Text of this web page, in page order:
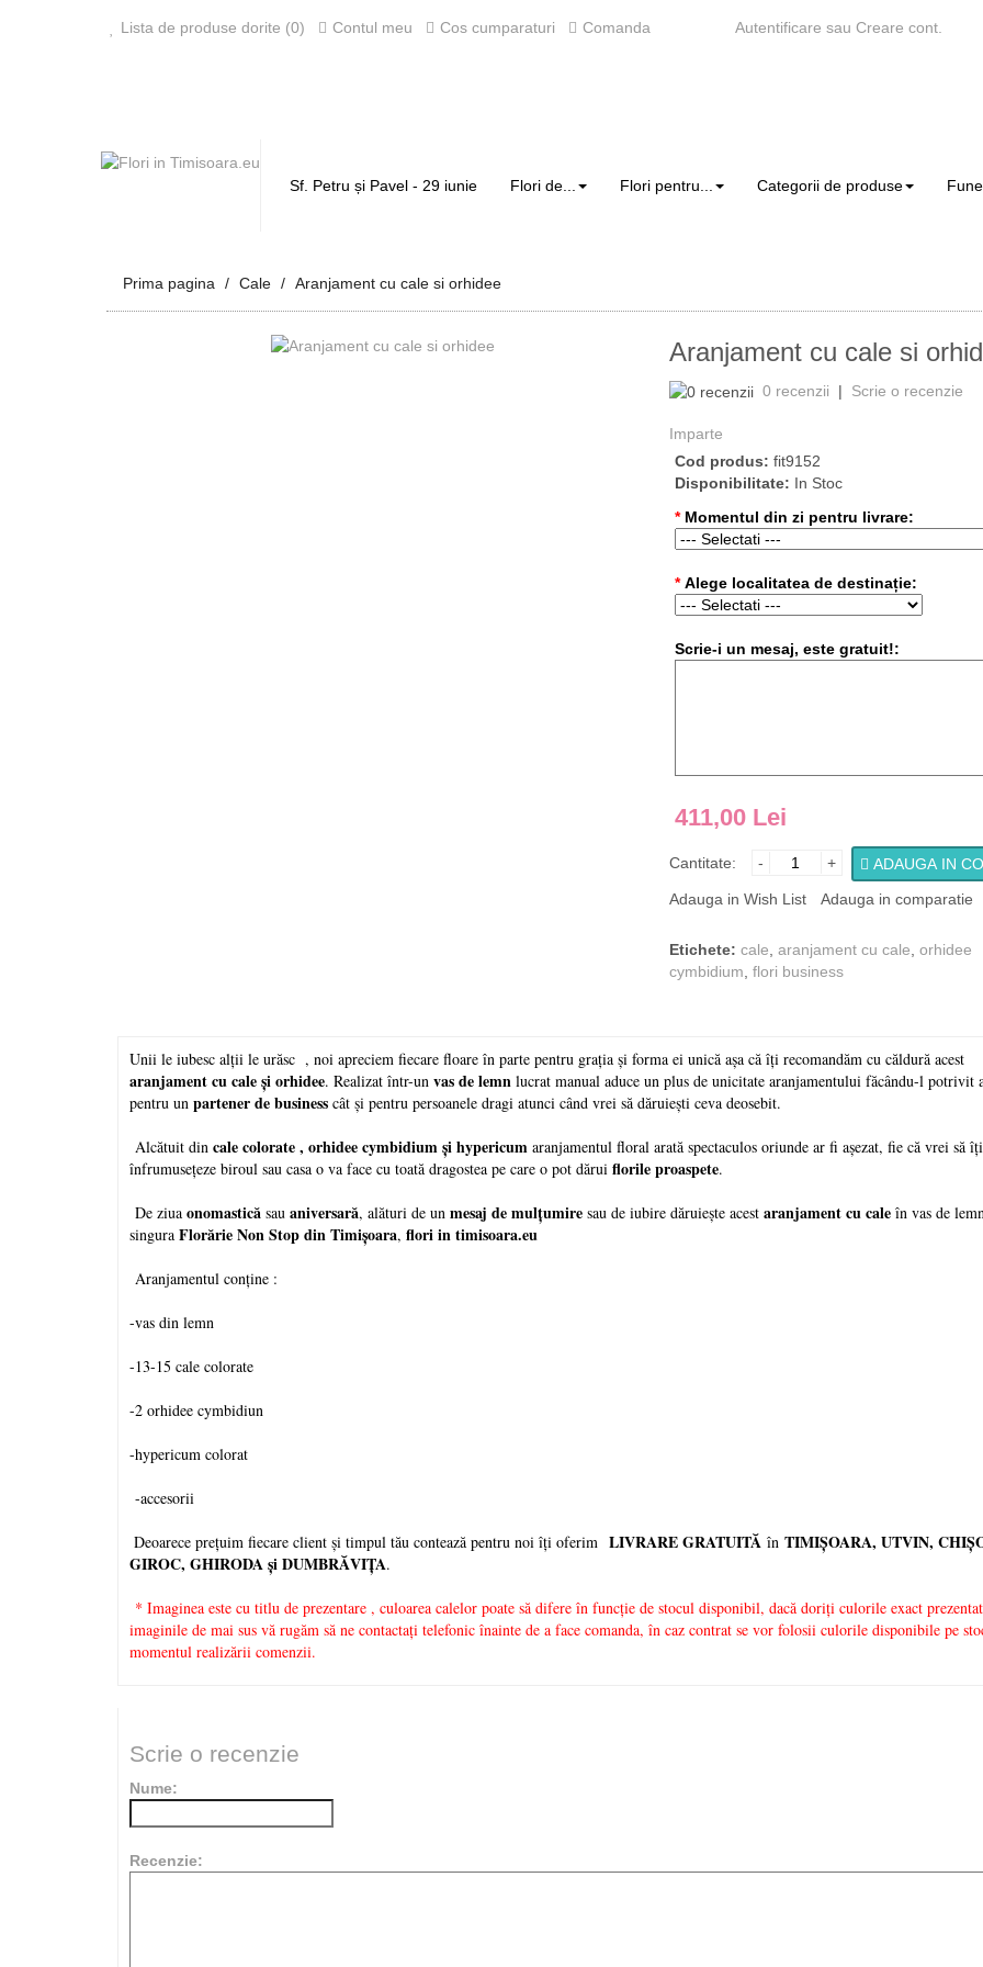
Lista de produse dorite (0) Contul meu Cos cumparaturi Comanda Autentificare sau Creare cont.
Sf. Petru și Pavel - 29 iunie Flori de... Flori pentru... Categorii de produse
Prima pagina Cale Aranjament cu cale si orhidee
Aranjament cu cale si
0 recenzii | Scrie o recenzie
Imparte
Cod produs: fit9152
Disponibilitate: In Stoc
* Momentul din zi pentru livrare:
* Alege localitatea de destinație:
Scrie-i un mesaj, este gratuit!:
411,00 Lei
Cantitate: - +
ADAUGA IN
Adauga in Wish List
Adauga in comparatie
Etichete: cale,aranjament cu cale,orhidee
cymbidium,flori business
Unii le iubesc alții le urăsc , noi apreciem fiecare floare în parte pentru grația și forma ei unică așa că îți recomandăm cu căldură acest
aranjament cu cale și orhidee. Realizat într-un vas de lemn lucrat manual aduce un plus de unicitate aranjamentului făcându-l potrivit
pentru un partener de business cât și pentru persoanele dragi atunci când vrei să dăruiești ceva deosebit.
Alcătuit din cale colorate , orhidee cymbidium și hypericum aranjamentul floral arată spectaculos oriunde ar fi așezat, fie că vrei să îți
înfrumusețeze biroul sau casa o va face cu toată dragostea pe care o pot dărui florile proaspete.
De ziua onomastică sau aniversară, alături de un mesaj de mulțumire sau de iubire dăruiește acest aranjament cu cale în vas de
singura Florărie Non Stop din Timișoara, flori in timisoara.eu
Aranjamentul conține :
-vas din lemn
-13-15 cale colorate
-2 orhidee cymbidiun
-hypericum colorat
-accesorii
Deoarece prețuim fiecare client și timpul tău contează pentru noi îți oferim LIVRARE GRATUITĂ în TIMIȘOARA, UTVIN, CHIȘ
GIROC, GHIRODA și DUMBRĂVIŢA.
* Imaginea este cu titlu de prezentare , culoarea calelor poate să difere în funcție de stocul disponibil, dacă doriți culorile exact
imaginile de mai sus vă rugăm să ne contactați telefonic înainte de a face comanda, în caz contrat se vor folosii culorile disponibile pe
momentul realizării comenzii.
Scrie o recenzie
Nume:
Recenzie: